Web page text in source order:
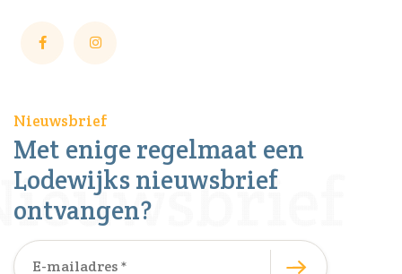
Nieuwsbrief
Met enige regelmaat een
Lodewijks nieuwsbrief
ontvangen?